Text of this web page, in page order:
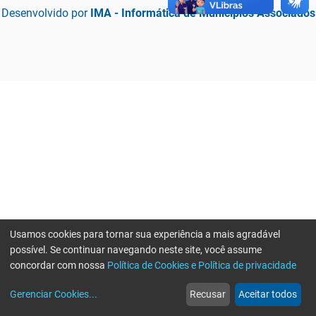
Desenvolvido por IMA - Informática de Municípios Associados
web
Notícias
more_horiz
Mais
Usamos cookies para tornar sua experiência a mais agradável
possível. Se continuar navegando neste site, você assume
concordar com nossa Política de Cookies e Política de privacidade
Gerenciar Cookies... Recusar Aceitar todos
Erro ao enviar informações, por favor tente novamente